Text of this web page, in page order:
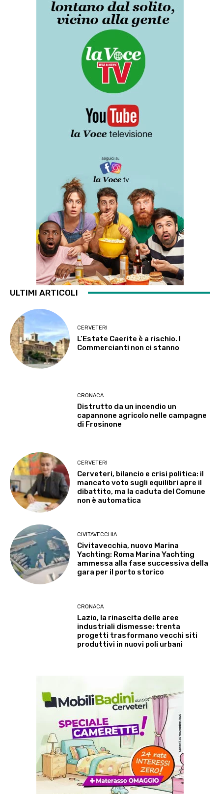
ULTIMI ARTICOLI
CERVETERI
L’Estate Caerite è a rischio. I
Commercianti non ci stanno
CRONACA
Distrutto da un incendio un
capannone agricolo nelle campagne
di Frosinone
CERVETERI
Cerveteri, bilancio e crisi politica: il
mancato voto sugli equilibri apre il
dibattito, ma la caduta del Comune
non è automatica
CIVITAVECCHIA
Civitavecchia, nuovo Marina
Yachting: Roma Marina Yachting
ammessa alla fase successiva della
gara per il porto storico
CRONACA
Lazio, la rinascita delle aree
industriali dismesse: trenta
progetti trasformano vecchi siti
produttivi in nuovi poli urbani